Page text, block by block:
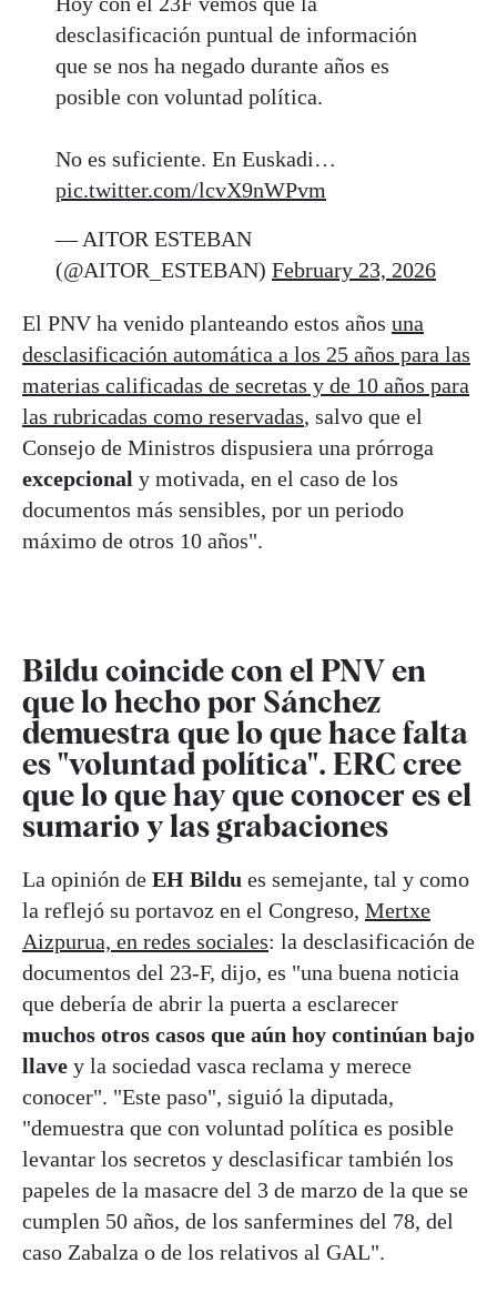
desclasificación puntual de información
que se nos ha negado durante años es
posible con voluntad política.
No es suficiente. En Euskadi…
pic.twitter.com/lcvX9nWPvm
— AITOR ESTEBAN
(@AITOR_ESTEBAN) February 23, 2026
El PNV ha venido planteando estos años una
desclasificación automática a los 25 años para las
materias calificadas de secretas y de 10 años para
las rubricadas como reservadas, salvo que el
Consejo de Ministros dispusiera una prórroga
excepcional y motivada, en el caso de los
documentos más sensibles, por un periodo
máximo de otros 10 años".
Bildu coincide con el PNV en
que lo hecho por Sánchez
demuestra que lo que hace falta
es "voluntad política". ERC cree
que lo que hay que conocer es el
sumario y las grabaciones
La opinión de EH Bildu es semejante, tal y como
la reflejó su portavoz en el Congreso, Mertxe
Aizpurua, en redes sociales: la desclasificación de
documentos del 23-F, dijo, es "una buena noticia
que debería de abrir la puerta a esclarecer
muchos otros casos que aún hoy continúan bajo
llave y la sociedad vasca reclama y merece
conocer". "Este paso", siguió la diputada,
"demuestra que con voluntad política es posible
levantar los secretos y desclasificar también los
papeles de la masacre del 3 de marzo de la que se
cumplen 50 años, de los sanfermines del 78, del
caso Zabalza o de los relativos al GAL".